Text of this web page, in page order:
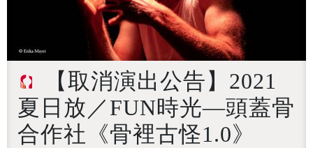
【取消演出公告】2021
夏日放／FUN時光—頭蓋骨
合作社《骨裡古怪1.0》